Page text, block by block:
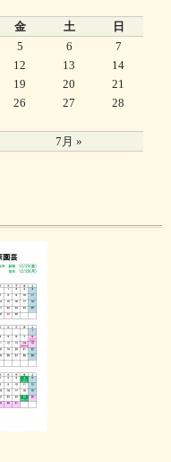
金 土 日
7月 »
5 6
7
12 13
14
19 20
21
26 27
28